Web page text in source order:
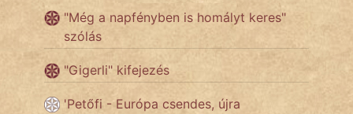
"Még a napfényben is homályt keres"
szólás
"Gigerli" kifejezés
'Petőfi - Európa csendes, újra